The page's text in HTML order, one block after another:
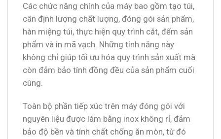
Các chức năng chính của máy bao gồm tạo túi,
cân định lượng chất lượng, đóng gói sản phẩm,
hàn miệng túi, thực hiện quy trình cắt, đếm sản
phẩm và in mã vạch. Những tính năng này
không chỉ giúp tối ưu hóa quy trình sản xuất mà
còn đảm bảo tính đồng đều của sản phẩm cuối
cùng.
Toàn bộ phần tiếp xúc trên máy đóng gói với
nguyên liệu được làm bằng inox không rỉ, đảm
bảo độ bền và tính chất chống ăn mòn, từ đó